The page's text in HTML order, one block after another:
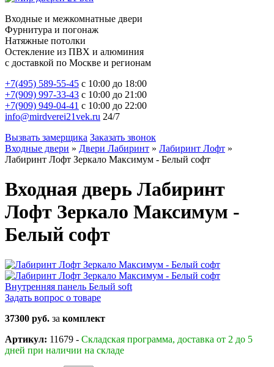
Входные и межкомнатные двери
Фурнитура и погонаж
Натяжные потолки
Остекление из ПВХ и алюминия
с доставкой по Москве и регионам
+7(495) 589-55-45 с 10:00 до 18:00
+7(909) 997-33-43 с 10:00 до 21:00
+7(909) 949-04-41 с 10:00 до 22:00
info@mirdverei21vek.ru 24/7
Вызвать замерщика Заказать звонок
Входные двери » Двери Лабиринт » Лабиринт Лофт »
Лабиринт Лофт Зеркало Максимум - Белый софт
Входная дверь Лабиринт
Лофт Зеркало Максимум -
Белый софт
Задать вопрос о товаре
37300 руб. за комплект
Артикул: 11679 - Складская программа, доставка от 2 до 5
дней при наличии на складе